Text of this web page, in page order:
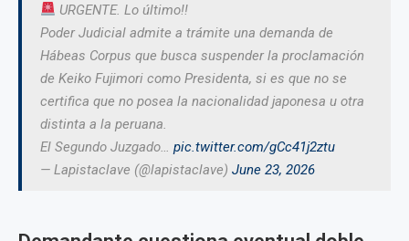
URGENTE. Lo último!!
Poder Judicial admite a trámite una demanda de
Hábeas Corpus que busca suspender la proclamación
de Keiko Fujimori como Presidenta, si es que no se
certifica que no posea la nacionalidad japonesa u otra
distinta a la peruana.
El Segundo Juzgado… pic.twitter.com/gCc41j2ztu
— Lapistaclave (@lapistaclave) June 23, 2026